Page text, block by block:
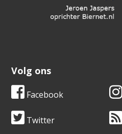
Volg ons
Facebook
Twitter